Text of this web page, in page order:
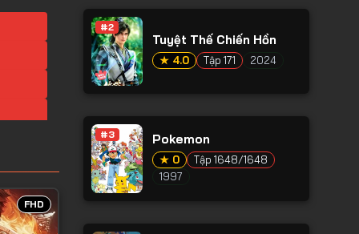
FHD
#2
Tuyệt Thế Chiến Hồn
★ 4.0 Tập 171 2024
#3 Pokemon
★ 0
Tập 1648/1648
1997